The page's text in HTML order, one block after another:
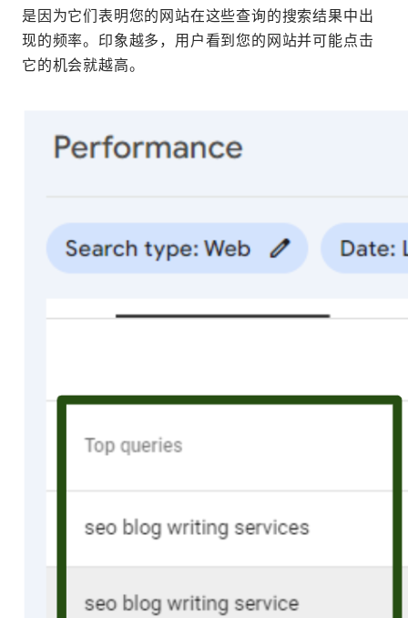
是因为它们表明您的网站在这些查询的搜索结果中出
现的频率。印象越多，用户看到您的网站并可能点击
它的机会就越高。